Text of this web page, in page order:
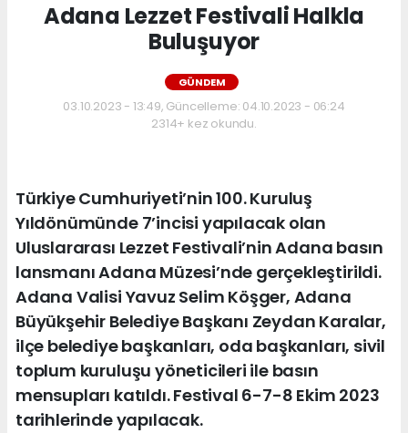
Adana Lezzet Festivali Halkla
Buluşuyor
GÜNDEM
03.10.2023 - 13:49, Güncelleme: 04.10.2023 - 06:24
2314+ kez okundu.
Türkiye Cumhuriyeti’nin 100. Kuruluş
Yıldönümünde 7’incisi yapılacak olan
Uluslararası Lezzet Festivali’nin Adana basın
lansmanı Adana Müzesi’nde gerçekleştirildi.
Adana Valisi Yavuz Selim Köşger, Adana
Büyükşehir Belediye Başkanı Zeydan Karalar,
ilçe belediye başkanları, oda başkanları, sivil
toplum kuruluşu yöneticileri ile basın
mensupları katıldı. Festival 6-7-8 Ekim 2023
tarihlerinde yapılacak.